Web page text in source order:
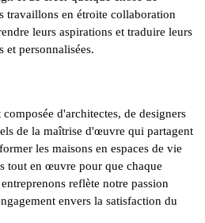
travaillons en étroite collaboration
leurs aspirations et traduire leurs
et personnalisées.
d'architectes, de designers
de la maîtrise d'œuvre qui partagent
les maisons en espaces de vie
tout en œuvre pour que chaque
reflète notre passion
envers la satisfaction du